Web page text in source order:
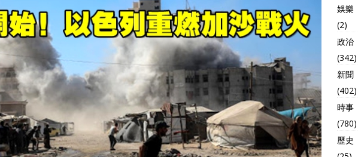
娛樂
(2)
政治
(342)
新聞
(402)
時事
(780)
歷史